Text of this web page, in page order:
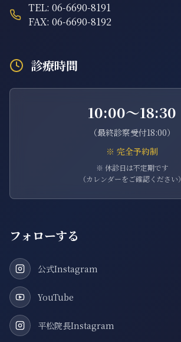
TEL: 06-6690-8191
FAX: 06-6690-8192
診療時間
10:00〜18:30
（最終診察受付18:00）
※ 完全予約制
※ 休診日は不定期です
（カレンダーをご確認ください）
フォローする
公式Instagram
YouTube
平松院長Instagram